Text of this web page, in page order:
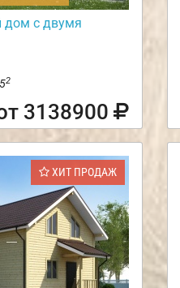
дом с двумя
2
3138900
ХИТ ПРОДАЖ